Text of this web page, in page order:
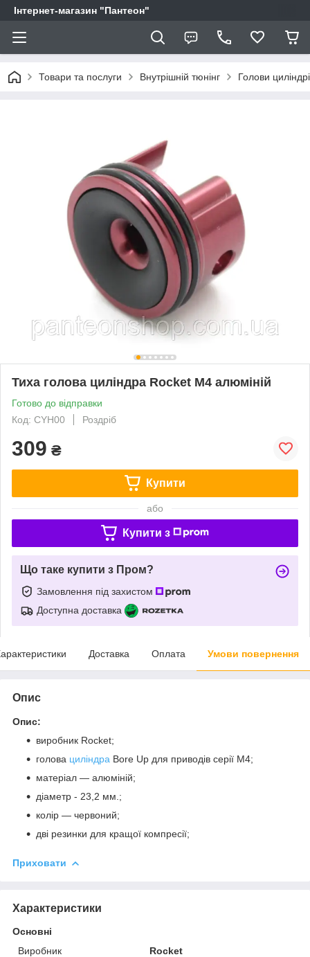
Інтернет-магазин "Пантеон"
Товари та послуги Внутрішній тюнінг Голови
Тиха голова циліндра Rocket M4 алюміній
Готово до відправки
Код: CYH00
Роздріб
309 ₴
Купити
або
Купити з
Що таке купити з Пром?
Замовлення під захистом
Доступна доставка
Доставка Оплата Умови повернення
Опис
Опис:
виробник Rocket;
голова циліндра Bore Up для приводів серії М4;
матеріал ― алюміній;
діаметр - 23,2 мм.;
колір ― червоний;
дві резинки для кращої компресії;
Приховати
Характеристики
Основні
Виробник
Rocket